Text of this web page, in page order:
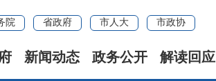
院 省政府 市人大 市政协
新闻动态 政务公开 解读回应